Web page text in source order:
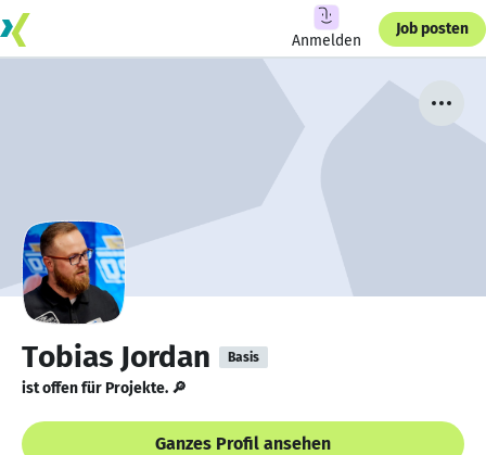
Anmelden
Job posten
Tobias Jordan Basis
ist offen für Projekte. 🔎
Ganzes Profil ansehen